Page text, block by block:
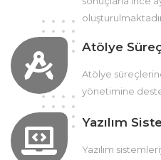
Atölye
Atölye
yönetimine
Yazılım
Yazılım